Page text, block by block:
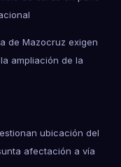
de Mazocruz exigen
ampliación de la
ubicación del
afectación a vía